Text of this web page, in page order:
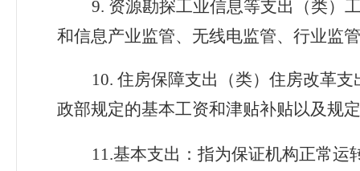
9. 资源勘探工业信息等支出（类）
和信息产业监管、无线电监管、行业监
10. 住房保障支出（类）住房改革
政部规定的基本工资和津贴补贴以及规
11.基本支出：指为保证机构正常